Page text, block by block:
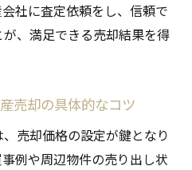
社に査定依頼をし、信頼で
、満足できる売却結果を得
売却の具体的なコツ
売却価格の設定が鍵となり
例や周辺物件の売り出し状